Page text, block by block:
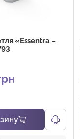
«Essentra –